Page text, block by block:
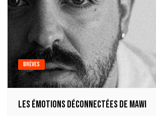
Brèves
Les émotions déconnectées de Mawi